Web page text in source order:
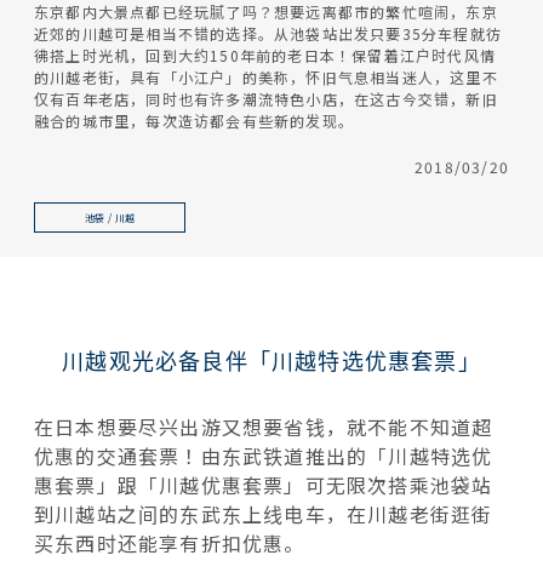
东京都内大景点都已经玩腻了吗？想要远离都市的繁忙喧闹，东京
近郊的川越可是相当不错的选择。从池袋站出发只要35分车程就彷
彿搭上时光机，回到大约150年前的老日本！保留着江户时代风情
的川越老街，具有「小江户」的美称，怀旧气息相当迷人，这里不
仅有百年老店，同时也有许多潮流特色小店，在这古今交错，新旧
融合的城市里，每次造访都会有些新的发现。
2018/03/20
池袋 / 川越
川越观光必备良伴「川越特选优惠套票」
在日本想要尽兴出游又想要省钱，就不能不知道超
优惠的交通套票！由东武铁道推出的「川越特选优
惠套票」跟「川越优惠套票」可无限次搭乘池袋站
到川越站之间的东武东上线电车，在川越老街逛街
买东西时还能享有折扣优惠。